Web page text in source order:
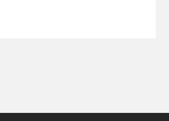
Cabos